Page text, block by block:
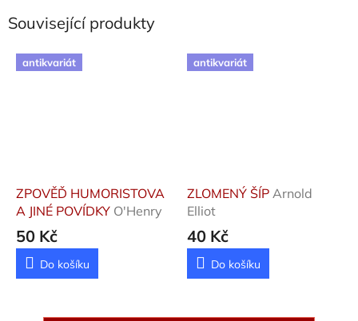
Související produkty
antikvariát
ZPOVĚĎ HUMORISTOVA
A JINÉ POVÍDKY O'Henry
50 Kč
Do košíku
antikvariát
ZLOMENÝ ŠÍP Arnold
Elliot
40 Kč
Do košíku